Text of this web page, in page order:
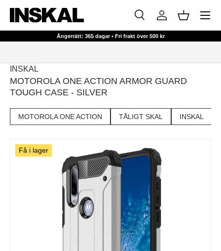
HOPPA TILL INNEHÅLL
Sök
Sök Logga inKorg
Meny
Ångerrätt: 365 dagar • Fri frakt över 500 kr
INSKAL
MOTOROLA ONE ACTION ARMOR GUARD
TOUGH CASE - SILVER
MOTOROLA ONE ACTION TÅLIGT SKAL INSKAL
Få i lager